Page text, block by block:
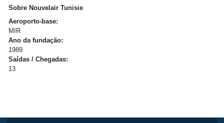
Sobre Nouvelair Tunisie
Aeroporto-base:
MIR
Ano da fundação:
1989
Saídas / Chegadas:
13